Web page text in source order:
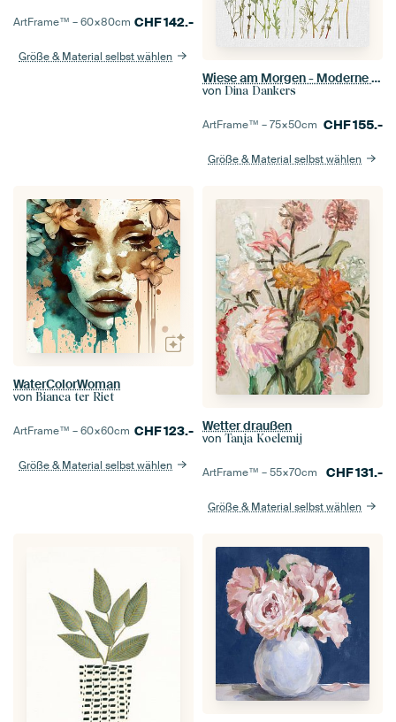
ArtFrame™ –60×80cm CHF142.-
Größe & Material selbst wählen
Wiese am Morgen - Moderne Botanik im Aquarellstil
von Dina Dankers
ArtFrame™ –75×50cm CHF155.-
Größe & Material selbst wählen
WaterColorWoman
von Bianca ter Riet
ArtFrame™ –60×60cm CHF123.-
Größe & Material selbst wählen
Wetter draußen
von Tanja Koelemij
ArtFrame™ –55×70cm CHF131.-
Größe & Material selbst wählen